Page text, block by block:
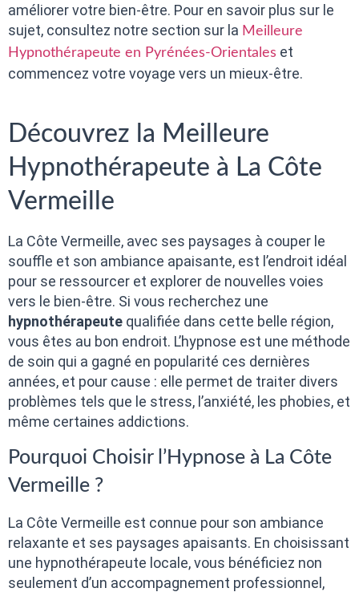
améliorer votre bien-être. Pour en savoir plus sur le
sujet, consultez notre section sur la Meilleure
Hypnothérapeute en Pyrénées-Orientales et
commencez votre voyage vers un mieux-être.
Découvrez la Meilleure
Hypnothérapeute à La Côte
Vermeille
La Côte Vermeille, avec ses paysages à couper le
souffle et son ambiance apaisante, est l’endroit idéal
pour se ressourcer et explorer de nouvelles voies
vers le bien-être. Si vous recherchez une
hypnothérapeute qualifiée dans cette belle région,
vous êtes au bon endroit. L’hypnose est une méthode
de soin qui a gagné en popularité ces dernières
années, et pour cause : elle permet de traiter divers
problèmes tels que le stress, l’anxiété, les phobies, et
même certaines addictions.
Pourquoi Choisir l’Hypnose à La Côte
Vermeille ?
La Côte Vermeille est connue pour son ambiance
relaxante et ses paysages apaisants. En choisissant
une hypnothérapeute locale, vous bénéficiez non
seulement d’un accompagnement professionnel,